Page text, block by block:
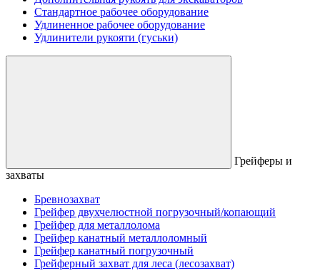
Стандартное рабочее оборудование
Удлиненное рабочее оборудование
Удлинители рукояти (гуськи)
Грейферы и
захваты
Бревнозахват
Грейфер двухчелюстной погрузочный/копающий
Грейфер для металлолома
Грейфер канатный металлоломный
Грейфер канатный погрузочный
Грейферный захват для леса (лесозахват)